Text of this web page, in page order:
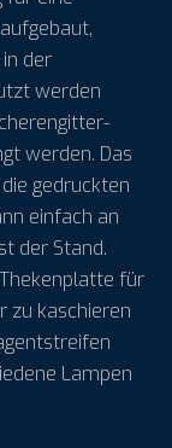
der
werden
werden. Das
gedruckten
einfach an
der Stand.
für
zu kaschieren
Lampen